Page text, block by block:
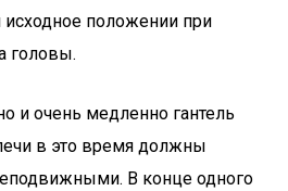
исходное положении при
головы.
и очень медленно гантель
в это время должны
В конце одного